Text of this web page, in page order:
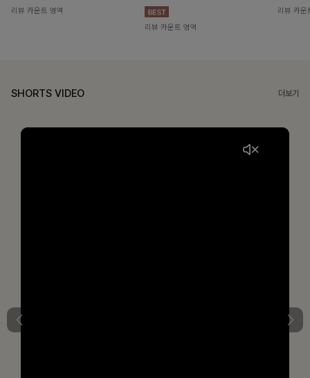
리뷰 카운트 영역
리뷰 카운트 영역
리뷰 카운
SHORTS VIDEO 더보기